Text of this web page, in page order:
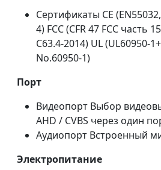
Сертификаты CE
4) FCC (CFR 47 FCC часть
C63.4-2014) UL (UL60950-
No.60950-1)
Порт
Видеопорт Выбор
AHD / CVBS через один
Аудиопорт Встроенный
Электропитание